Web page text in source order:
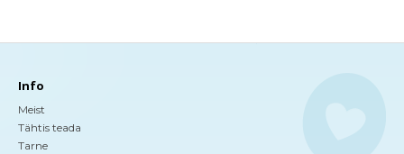
Info
Meist
Tähtis teada
Tarne